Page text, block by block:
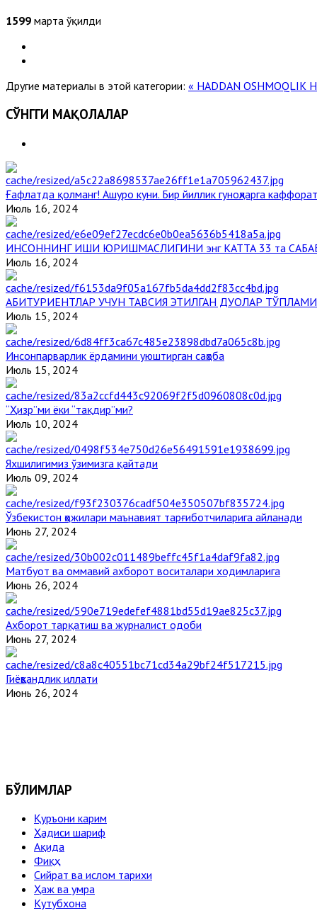
1599 марта ўқилди
Другие материалы в этой категории: « HADDAN OSHMOQLIK
СЎНГГИ МАҚОЛАЛАР
Ғафлатда қолманг! Ашуро куни. Бир йиллик гуноҳларга
Июль 16, 2024
ИНСОННИНГ ИШИ ЮРИШМАСЛИГИНИ энг КАТТА 33 та
Июль 16, 2024
АБИТУРИЕНТЛАР УЧУН ТАВСИЯ ЭТИЛГАН ДУОЛАР ТЎПЛАМИ
Июль 15, 2024
Инсонпарварлик ёрдамини уюштирган саҳоба
Июль 15, 2024
“Ҳизр”ми ёки “тақдир”ми?
Июль 10, 2024
Яхшилигимиз ўзимизга қайтади
Июль 09, 2024
Ўзбекистон ҳожилари маънавият тарғиботчиларига айланади
Июнь 27, 2024
Матбуот ва оммавий ахборот воситалари ходимларига
Июнь 26, 2024
Ахборот тарқатиш ва журналист одоби
Июнь 27, 2024
Гиёҳвандлик иллати
Июнь 26, 2024
БЎЛИМЛАР
Қуръони карим
Ҳадиси шариф
Ақида
Фиқҳ
Сийрат ва ислом тарихи
Ҳаж ва умра
Кутубхона